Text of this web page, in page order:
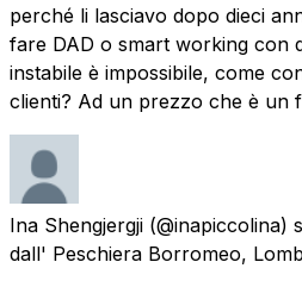
perché li lasciavo dopo dieci
fare DAD o smart working con
instabile è impossibile, come
clienti? Ad un prezzo che è un
Ina Shengjergji (@inapiccolina)
dall' Peschiera Borromeo,